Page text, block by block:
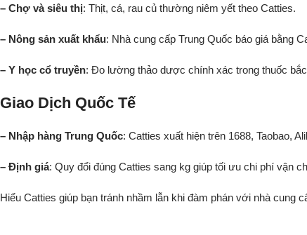
– Chợ và siêu thị: Thịt, cá, rau củ thường niêm yết theo Catties.
– Nông sản xuất khẩu: Nhà cung cấp Trung Quốc báo giá bằng
– Y học cổ truyền: Đo lường thảo dược chính xác trong thuốc
Giao Dịch Quốc Tế
– Nhập hàng Trung Quốc: Catties xuất hiện trên 1688, Taobao,
– Định giá: Quy đổi đúng Catties sang kg giúp tối ưu chi phí vận
Hiểu Catties giúp bạn tránh nhầm lẫn khi đàm phán với nhà cung